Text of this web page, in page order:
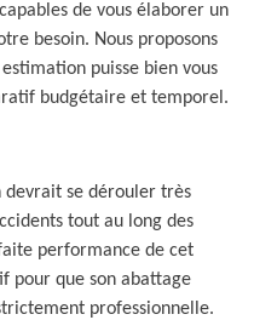
de vous élaborer un
besoin. Nous proposons
puisse bien vous
budgétaire et temporel.
devrait se dérouler très
tout au long des
performance de cet
pour que son abattage
professionnelle.